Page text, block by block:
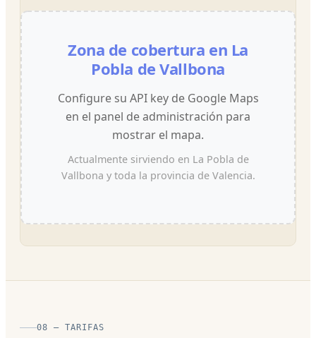
Zona de cobertura en La
Pobla de Vallbona
Configure su API key de Google Maps
en el panel de administración para
mostrar el mapa.
Actualmente sirviendo en La Pobla de
Vallbona y toda la provincia de Valencia.
08 — TARIFAS